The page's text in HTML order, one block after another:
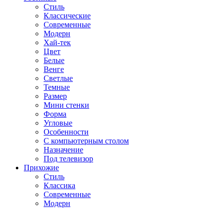
Стиль
Классические
Современные
Модерн
Хай-тек
Цвет
Белые
Венге
Светлые
Темные
Размер
Мини стенки
Форма
Угловые
Особенности
С компьютерным столом
Назначение
Под телевизор
Прихожие
Стиль
Классика
Современные
Модерн